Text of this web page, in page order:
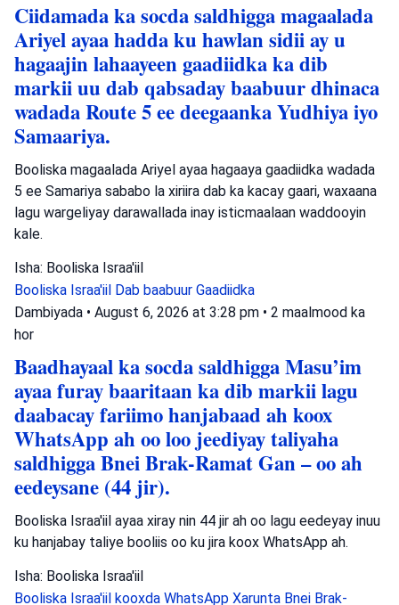
Ciidamada ka socda saldhigga magaalada
Ariyel ayaa hadda ku hawlan sidii ay u
hagaajin lahaayeen gaadiidka ka dib
markii uu dab qabsaday baabuur dhinaca
wadada Route 5 ee deegaanka Yudhiya iyo
Samaariya.
Booliska magaalada Ariyel ayaa hagaaya gaadiidka wadada
5 ee Samariya sababo la xiriira dab ka kacay gaari, waxaana
lagu wargeliyay darawallada inay isticmaalaan waddooyin
kale.
Isha: Booliska Israa'iil
Booliska Israa'iil Dab baabuur Gaadiidka
Dambiyada • August 6, 2026 at 3:28 pm • 2 maalmood ka
hor
Baadhayaal ka socda saldhigga Masu’im
ayaa furay baaritaan ka dib markii lagu
daabacay fariimo hanjabaad ah koox
WhatsApp ah oo loo jeediyay taliyaha
saldhigga Bnei Brak-Ramat Gan – oo ah
eedeysane (44 jir).
Booliska Israa'iil ayaa xiray nin 44 jir ah oo lagu eedeyay inuu
ku hanjabay taliye booliis oo ku jira koox WhatsApp ah.
Isha: Booliska Israa'iil
Booliska Israa'iil kooxda WhatsApp Xarunta Bnei Brak-